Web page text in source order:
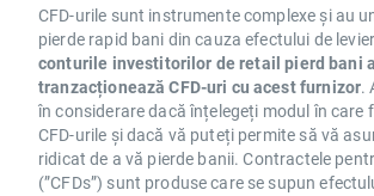
CFD-urile sunt instrumente complexe și au
pierde rapid bani din cauza efectului de
conturile investitorilor de retail pierd bani
tranzacționează CFD-uri cu acest furnizor.
în considerare dacă înțelegeți modul în care
CFD-urile și dacă vă puteți permite să vă
ridicat de a vă pierde banii. Contractele
(”CFDs”) sunt produse care se supun